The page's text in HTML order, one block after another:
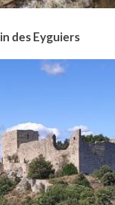
des Eyguiers